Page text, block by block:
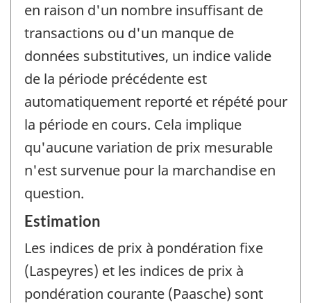
en raison d'un nombre insuffisant de
transactions ou d'un manque de
données substitutives, un indice valide
de la période précédente est
automatiquement reporté et répété pour
la période en cours. Cela implique
qu'aucune variation de prix mesurable
n'est survenue pour la marchandise en
question.
Estimation
Les indices de prix à pondération fixe
(Laspeyres) et les indices de prix à
pondération courante (Paasche) sont